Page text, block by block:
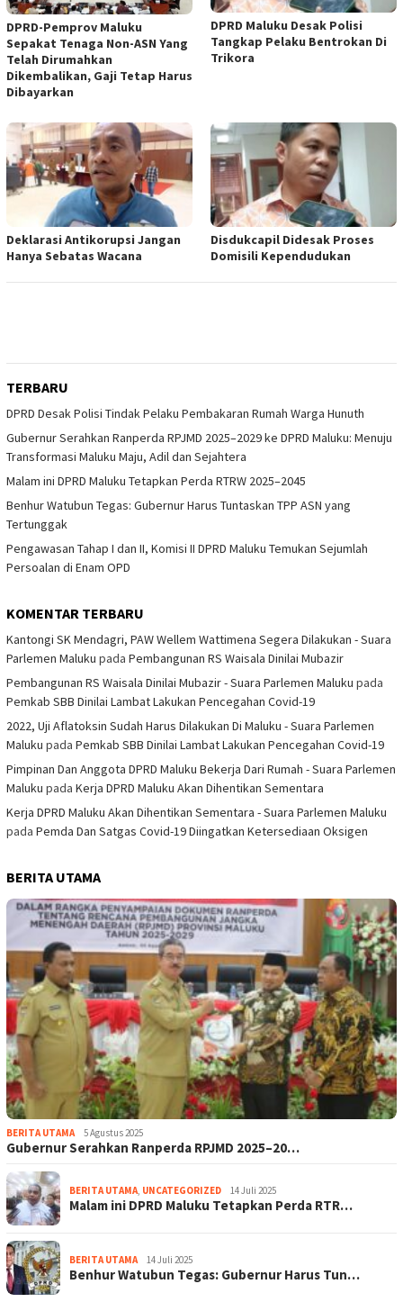
DPRD-Pemprov Maluku
Sepakat Tenaga Non-ASN Yang
Telah Dirumahkan
Dikembalikan, Gaji Tetap Harus
Dibayarkan
DPRD Maluku Desak Polisi
Tangkap Pelaku Bentrokan Di
Trikora
Deklarasi Antikorupsi Jangan
Hanya Sebatas Wacana
Disdukcapil Didesak Proses
Domisili Kependudukan
TERBARU
DPRD Desak Polisi Tindak Pelaku Pembakaran Rumah Warga Hunuth
Gubernur Serahkan Ranperda RPJMD 2025–2029 ke DPRD Maluku: Menuju
Transformasi Maluku Maju, Adil dan Sejahtera
Malam ini DPRD Maluku Tetapkan Perda RTRW 2025–2045
Benhur Watubun Tegas: Gubernur Harus Tuntaskan TPP ASN yang
Tertunggak
Pengawasan Tahap I dan II, Komisi II DPRD Maluku Temukan Sejumlah
Persoalan di Enam OPD
KOMENTAR TERBARU
Kantongi SK Mendagri, PAW Wellem Wattimena Segera Dilakukan - Suara
Parlemen Maluku pada Pembangunan RS Waisala Dinilai Mubazir
Pembangunan RS Waisala Dinilai Mubazir - Suara Parlemen Maluku pada
Pemkab SBB Dinilai Lambat Lakukan Pencegahan Covid-19
2022, Uji Aflatoksin Sudah Harus Dilakukan Di Maluku - Suara Parlemen
Maluku pada Pemkab SBB Dinilai Lambat Lakukan Pencegahan Covid-19
Pimpinan Dan Anggota DPRD Maluku Bekerja Dari Rumah - Suara Parlemen
Maluku pada Kerja DPRD Maluku Akan Dihentikan Sementara
Kerja DPRD Maluku Akan Dihentikan Sementara - Suara Parlemen Maluku
pada Pemda Dan Satgas Covid-19 Diingatkan Ketersediaan Oksigen
BERITA UTAMA
BERITA UTAMA 5 Agustus 2025
Gubernur Serahkan Ranperda RPJMD 2025–20…
BERITA UTAMA, UNCATEGORIZED 14 Juli 2025
Malam ini DPRD Maluku Tetapkan Perda RTR…
BERITA UTAMA 14 Juli 2025
Benhur Watubun Tegas: Gubernur Harus Tun…